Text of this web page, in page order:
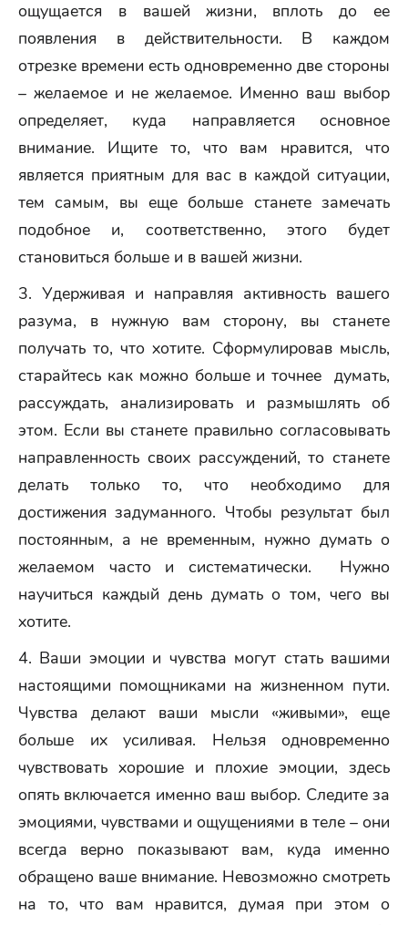
ощущается в вашей жизни, вплоть до ее
появления в действительности. В каждом
отрезке времени есть одновременно две стороны
– желаемое и не желаемое. Именно ваш выбор
определяет, куда направляется основное
внимание. Ищите то, что вам нравится, что
является приятным для вас в каждой ситуации,
тем самым, вы еще больше станете замечать
подобное и, соответственно, этого будет
становиться больше и в вашей жизни.
3. Удерживая и направляя активность вашего
разума, в нужную вам сторону, вы станете
получать то, что хотите. Сформулировав мысль,
старайтесь как можно больше и точнее думать,
рассуждать, анализировать и размышлять об
этом. Если вы станете правильно согласовывать
направленность своих рассуждений, то станете
делать только то, что необходимо для
достижения задуманного. Чтобы результат был
постоянным, а не временным, нужно думать о
желаемом часто и систематически. Нужно
научиться каждый день думать о том, чего вы
хотите.
4. Ваши эмоции и чувства могут стать вашими
настоящими помощниками на жизненном пути.
Чувства делают ваши мысли «живыми», еще
больше их усиливая. Нельзя одновременно
чувствовать хорошие и плохие эмоции, здесь
опять включается именно ваш выбор. Следите за
эмоциями, чувствами и ощущениями в теле – они
всегда верно показывают вам, куда именно
обращено ваше внимание. Невозможно смотреть
на то, что вам нравится, думая при этом о